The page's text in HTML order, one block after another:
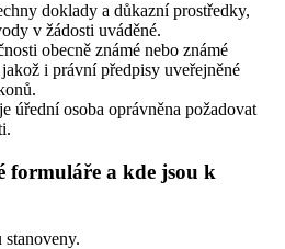
doklady a důkazní prostředky,
v žádosti uváděné.
obecně známé nebo známé
i právní předpisy uveřejněné
úřední osoba oprávněna požadovat
formuláře a kde jsou k
stanoveny.